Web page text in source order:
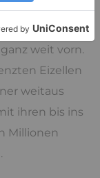
Partnerwahl
weit vorn.
Eizellen
weitaus
ihren bis ins
Millionen